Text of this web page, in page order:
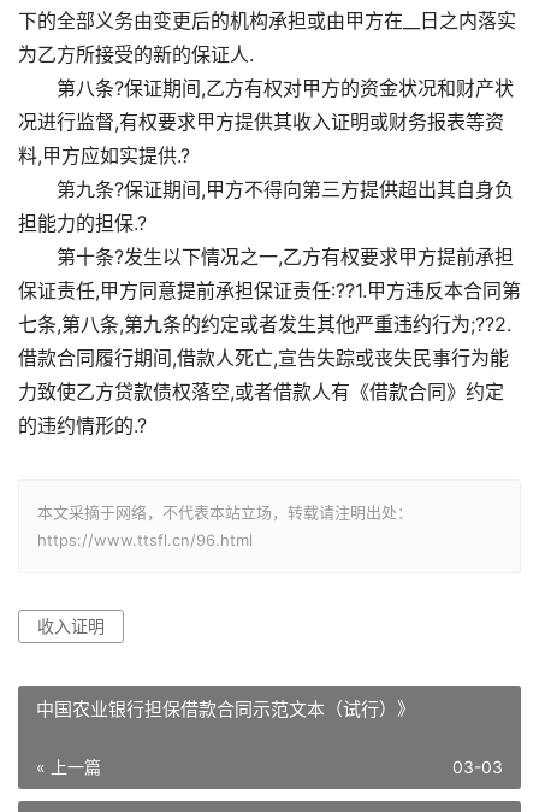
下的全部义务由变更后的机构承担或由甲方在__日之内落实
为乙方所接受的新的保证人.
第八条?保证期间,乙方有权对甲方的资金状况和财产状
况进行监督,有权要求甲方提供其收入证明或财务报表等资
料,甲方应如实提供.?
第九条?保证期间,甲方不得向第三方提供超出其自身负
担能力的担保.?
第十条?发生以下情况之一,乙方有权要求甲方提前承担
保证责任,甲方同意提前承担保证责任:??1.甲方违反本合同第
七条,第八条,第九条的约定或者发生其他严重违约行为;??2.
借款合同履行期间,借款人死亡,宣告失踪或丧失民事行为能
力致使乙方贷款债权落空,或者借款人有《借款合同》约定
的违约情形的.?
本文采摘于网络，不代表本站立场，转载请注明出处：
https://www.ttsfl.cn/96.html
收入证明
中国农业银行担保借款合同示范文本（试行）》
« 上一篇 03-03